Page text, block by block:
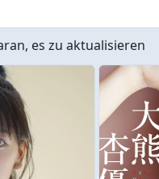
es zu aktualisieren